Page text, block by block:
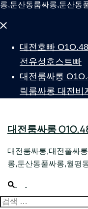
롱,둔산동룸싸롱,둔산동
Close
대전호빠
전유성호스트빠
대전룸싸롱
릭룸싸롱 대전비
대전룸싸롱
대전룸싸롱,대전풀싸
롱,둔산동풀싸롱,월평
Search
menu
검